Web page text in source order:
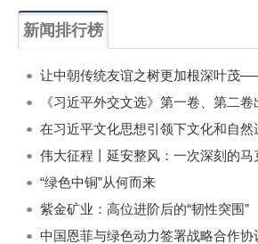
新闻排行榜
《习近平外交文选》第一卷、第二
“绿色中铜”从何而来
紫金矿业：高位进阶后的“韧性突围”
中国恩菲与绿色动力签署战略合作协